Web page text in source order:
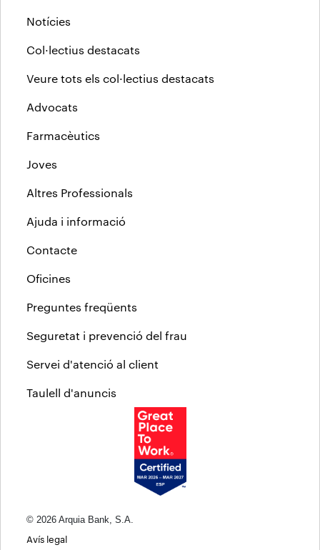
Notícies
Col·lectius destacats
Veure tots els col·lectius destacats
Advocats
Farmacèutics
Joves
Altres Professionals
Ajuda i informació
Contacte
Oficines
Preguntes freqüents
Seguretat i prevenció del frau
Servei d'atenció al client
Taulell d'anuncis
© 2026 Arquia Bank, S.A.
Avís legal